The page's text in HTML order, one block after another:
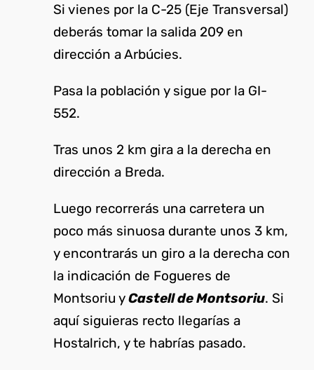
Si vienes por la C-25 (Eje Transversal)
deberás tomar la salida 209 en
dirección a Arbúcies.
Pasa la población y sigue por la GI-
552.
Tras unos 2 km gira a la derecha en
dirección a Breda.
Luego recorrerás una carretera un
poco más sinuosa durante unos 3 km,
y encontrarás un giro a la derecha con
la indicación de Fogueres de
Montsoriu yCastell de Montsoriu. Si
aquí siguieras recto llegarías a
Hostalrich, y te habrías pasado.